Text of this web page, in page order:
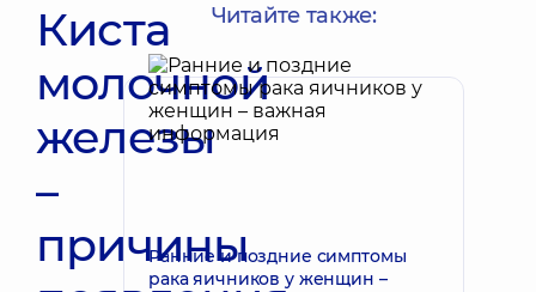
Киста
молочной
железы
–
причины
Читайте также:
Ранние и поздние симптомы
рака яичников у женщин –